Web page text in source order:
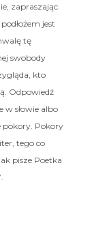
zapraszając
jest
tę
swobody
kto
Odpowiedź
w słowie albo
pokory. Pokory
tego co
pisze Poetka